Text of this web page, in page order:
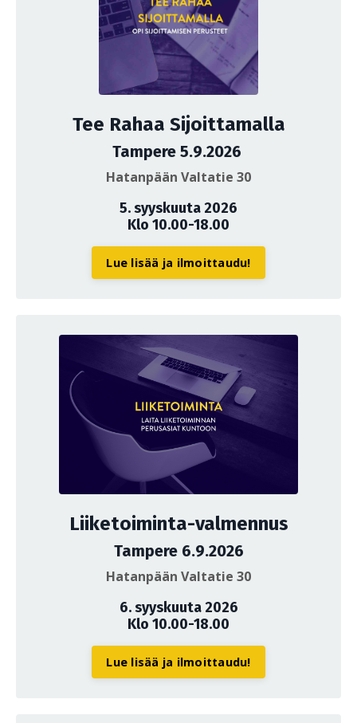
Tee Rahaa Sijoittamalla
Tampere 5.9.2026
Hatanpään Valtatie 30
5. syyskuuta 2026
Klo 10.00-18.00
Lue lisää ja ilmoittaudu!
Liiketoiminta-valmennus
Tampere 6.9.2026
Hatanpään Valtatie 30
6. syyskuuta 2026
Klo 10.00-18.00
Lue lisää ja ilmoittaudu!